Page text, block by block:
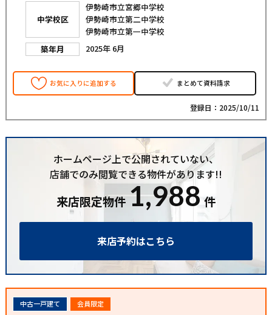
中学校区
伊勢崎市立宮郷中学校
伊勢崎市立第二中学校
伊勢崎市立第一中学校
築年月
2025年 6月
お気に入りに追加する まとめて資料請求
登録日：2025/10/11
ホームページ上で公開されていない、
店舗でのみ閲覧できる物件があります!!
来店限定物件 1,988 件
来店予約はこちら
中古一戸建て 会員限定